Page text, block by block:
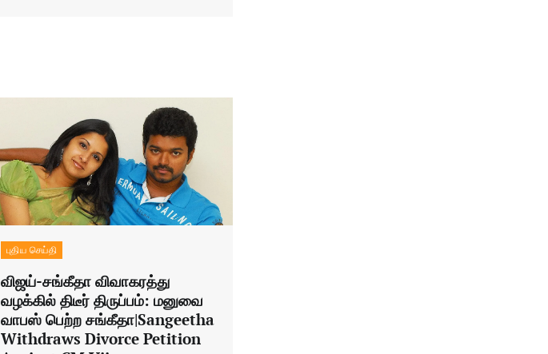
புதிய செய்தி
விஜய்-சங்கீதா விவாகரத்து
வழக்கில் திடீர் திருப்பம்: மனுவை
வாபஸ் பெற்ற சங்கீதா|Sangeetha
Withdraws Divorce Petition